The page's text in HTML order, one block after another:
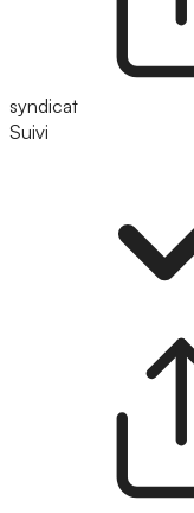
syndicat
Suivi